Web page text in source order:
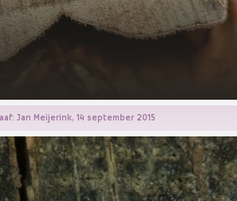
Jan Meijerink, 14 september 2015